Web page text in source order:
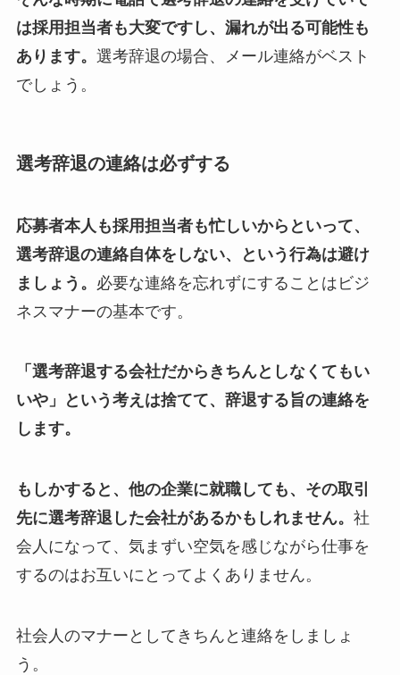
は採用担当者も大変ですし、漏れが出る可能性も
あります。 選考辞退の場合、メール連絡がベスト
でしょう。
選考辞退の連絡は必ずする
応募者本人も採用担当者も忙しいからといって、
選考辞退の連絡自体をしない、という行為は避け
ましょう。 必要な連絡を忘れずにすることはビジ
ネスマナーの基本です。
「選考辞退する会社だからきちんとしなくてもい
いや」という考えは捨てて、辞退する旨の連絡を
します。
もしかすると、他の企業に就職しても、その取引
先に選考辞退した会社があるかもしれません。 社
会人になって、気まずい空気を感じながら仕事を
するのはお互いにとってよくありません。
社会人のマナーとしてきちんと連絡をしましょ
う。